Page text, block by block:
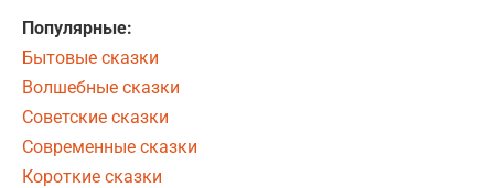
Популярные:
Бытовые сказки
Волшебные сказки
Советские сказки
Современные сказки
Короткие сказки